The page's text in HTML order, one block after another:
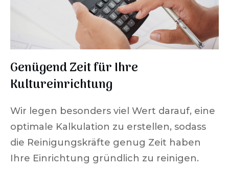
Genügend Zeit für Ihre
Kultureinrichtung
Wir legen besonders viel Wert darauf, eine
optimale Kalkulation zu erstellen, sodass
die Reinigungskräfte genug Zeit haben
Ihre Einrichtung gründlich zu reinigen.